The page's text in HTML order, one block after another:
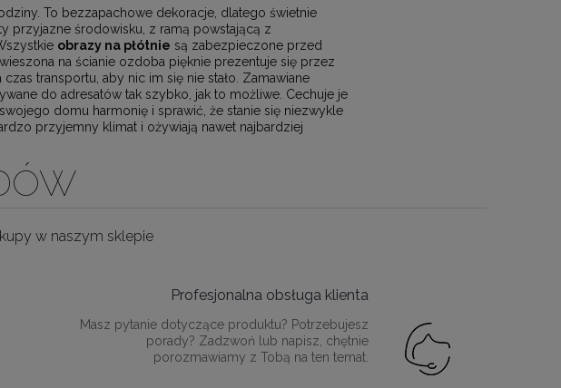
To bezzapachowe dekoracje, dlatego świetnie
przyjazne środowisku, z ramą powstającą z
obrazy na płótnie są zabezpieczone przed
na ścianie ozdoba pięknie prezentuje się przez
transportu, aby nic im się nie stało. Zamawiane
do adresatów tak szybko, jak to możliwe. Cechuje je
domu harmonię i sprawić, że stanie się niezwykle
przyjemny klimat i ożywiają nawet najbardziej
w naszym sklepie
Profesjonalna obsługa klienta
Masz pytanie dotyczące produktu? Potrzebujesz
porady? Zadzwoń lub napisz, chętnie
porozmawiamy z Tobą na ten temat.